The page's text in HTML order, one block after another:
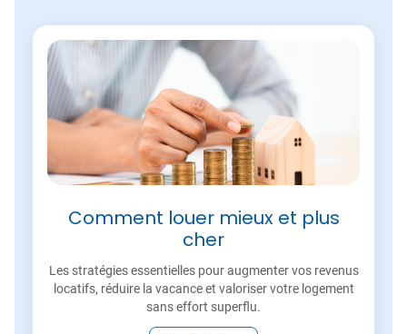
Comment louer mieux et plus
cher
Les stratégies essentielles pour augmenter vos revenus
locatifs, réduire la vacance et valoriser votre logement
sans effort superflu.